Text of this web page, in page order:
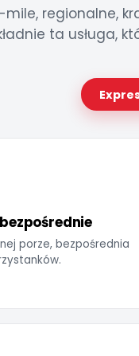
regionalne,
ta usługa,
porze, bezpośrednia